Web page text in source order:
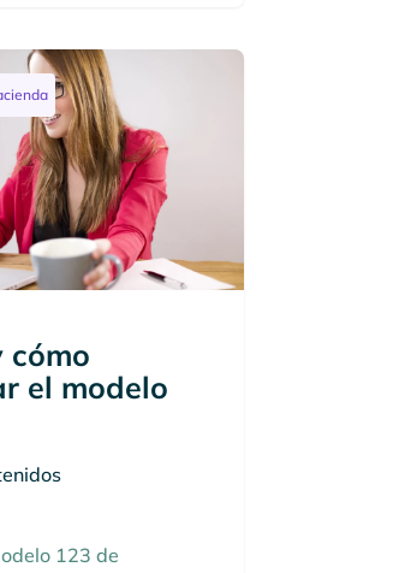
cómo
el modelo
123 de